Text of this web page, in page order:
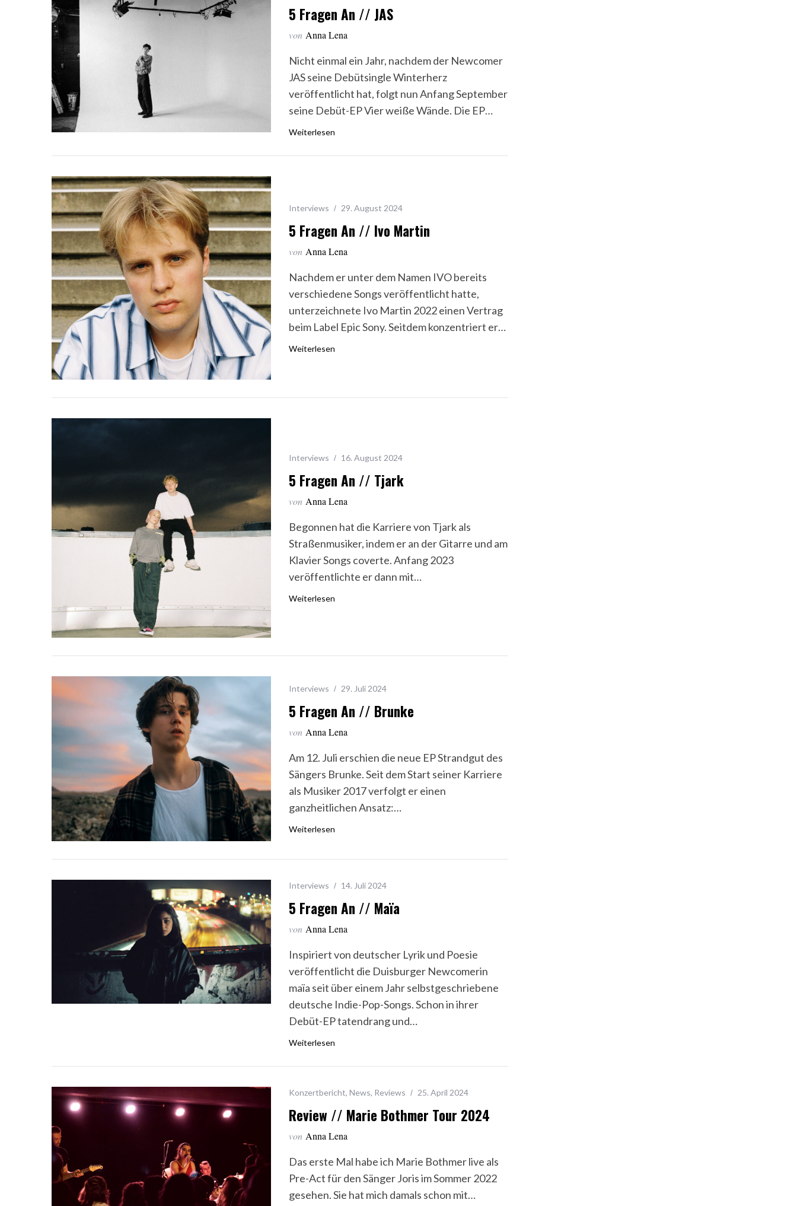
5 Fragen An // JAS
von Anna Lena
Nicht einmal ein Jahr, nachdem der Newcomer
JAS seine Debütsingle Winterherz
veröffentlicht hat, folgt nun Anfang September
seine Debüt-EP Vier weiße Wände. Die EP…
Weiterlesen
Interviews 29. August 2024
5 Fragen An // Ivo Martin
von Anna Lena
Nachdem er unter dem Namen IVO bereits
verschiedene Songs veröffentlicht hatte,
unterzeichnete Ivo Martin 2022 einen Vertrag
beim Label Epic Sony. Seitdem konzentriert er…
Weiterlesen
Interviews 16. August 2024
5 Fragen An // Tjark
von Anna Lena
Begonnen hat die Karriere von Tjark als
Straßenmusiker, indem er an der Gitarre und am
Klavier Songs coverte. Anfang 2023
veröffentlichte er dann mit…
Weiterlesen
Interviews 29. Juli 2024
5 Fragen An // Brunke
von Anna Lena
Am 12. Juli erschien die neue EP Strandgut des
Sängers Brunke. Seit dem Start seiner Karriere
als Musiker 2017 verfolgt er einen
ganzheitlichen Ansatz:…
Weiterlesen
Interviews 14. Juli 2024
5 Fragen An // Maïa
von Anna Lena
Inspiriert von deutscher Lyrik und Poesie
veröffentlicht die Duisburger Newcomerin
maïa seit über einem Jahr selbstgeschriebene
deutsche Indie-Pop-Songs. Schon in ihrer
Debüt-EP tatendrang und…
Weiterlesen
Konzertbericht, News, Reviews 25. April 2024
Review // Marie Bothmer Tour 2024
von Anna Lena
Das erste Mal habe ich Marie Bothmer live als
Pre-Act für den Sänger Joris im Sommer 2022
gesehen. Sie hat mich damals schon mit…